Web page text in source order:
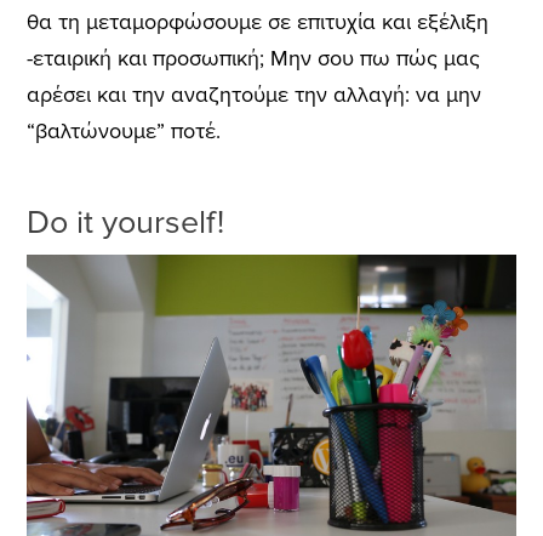
θα τη μεταμορφώσουμε σε επιτυχία και εξέλιξη
-εταιρική και προσωπική; Μην σου πω πώς μας
αρέσει και την αναζητούμε την αλλαγή: να μην
“βαλτώνουμε” ποτέ.
Do it yourself!